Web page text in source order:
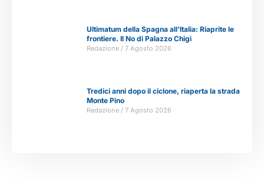
Ultimatum della Spagna all’Italia: Riaprite le
frontiere. Il No di Palazzo Chigi
Redazione 7 Agosto 2026
Tredici anni dopo il ciclone, riaperta la strada
Monte Pino
Redazione 7 Agosto 2026